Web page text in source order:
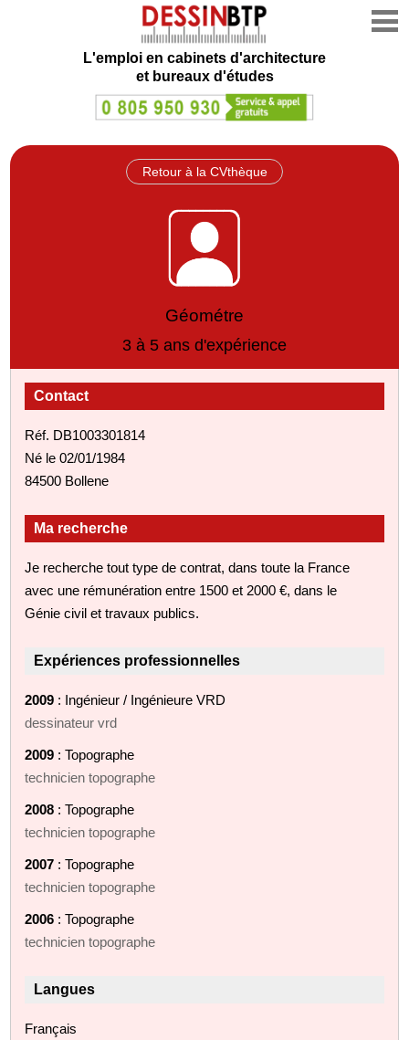
L'emploi en cabinets d'architecture
et bureaux d'études
Retour à la CVthèque
Géométre
3 à 5 ans d'expérience
Contact
Réf. DB1003301814
Né le 02/01/1984
84500 Bollene
Ma recherche
Je recherche tout type de contrat, dans toute la France
avec une rémunération entre 1500 et 2000 €, dans le
Génie civil et travaux publics.
Expériences professionnelles
2009 : Ingénieur / Ingénieure VRD
dessinateur vrd
2009 : Topographe
technicien topographe
2008 : Topographe
technicien topographe
2007 : Topographe
technicien topographe
2006 : Topographe
technicien topographe
Langues
Français